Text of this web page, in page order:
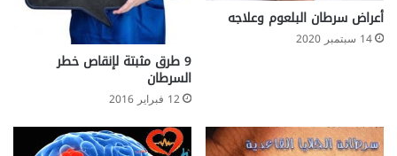
ل
د
م
س
ل
ب
ج
ر
أعراض سرطان البلعوم وعلاجه
14 سبتمبر 2020
9 طرق مثبتة لإنقاص خطر
السرطان
12 فبراير 2016